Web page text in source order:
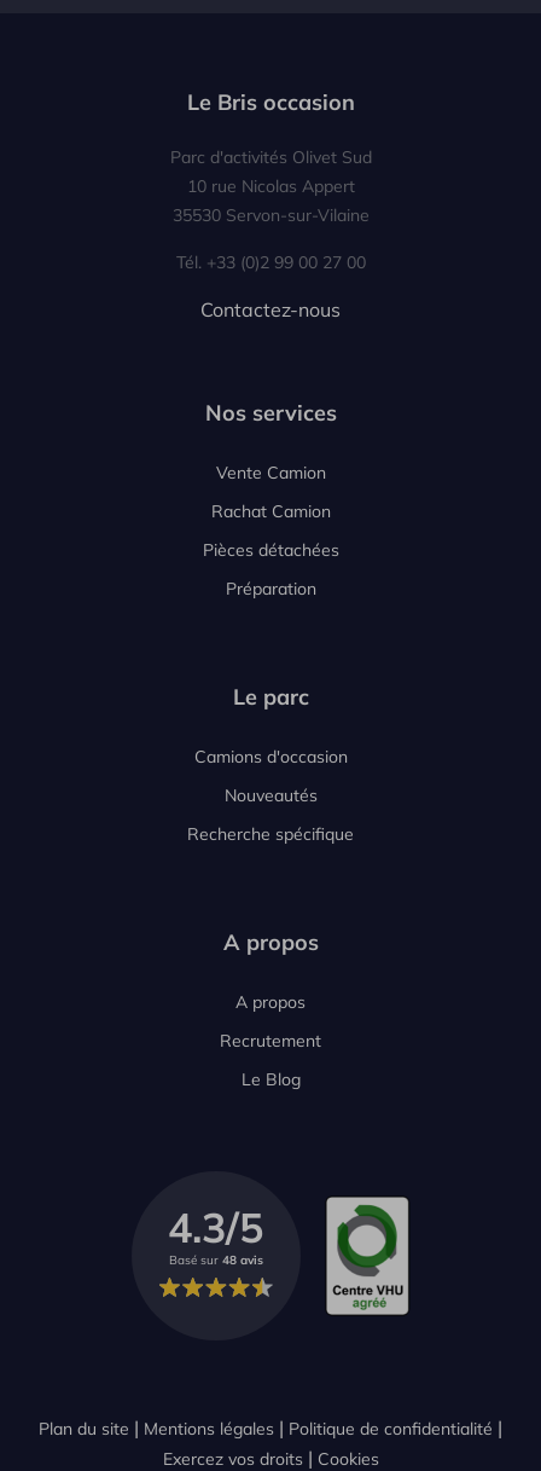
Le Bris occasion
Parc d'activités Olivet Sud
10 rue Nicolas Appert
35530 Servon-sur-Vilaine
Tél. +33 (0)2 99 00 27 00
Contactez-nous
Nos services
Vente Camion
Rachat Camion
Pièces détachées
Préparation
Le parc
Camions d'occasion
Nouveautés
Recherche spécifique
A propos
A propos
Recrutement
Le Blog
4.3/5
Basé sur 48 avis
Plan du site Mentions légales
Politique de confidentialité
Exercez vos droits
Cookies